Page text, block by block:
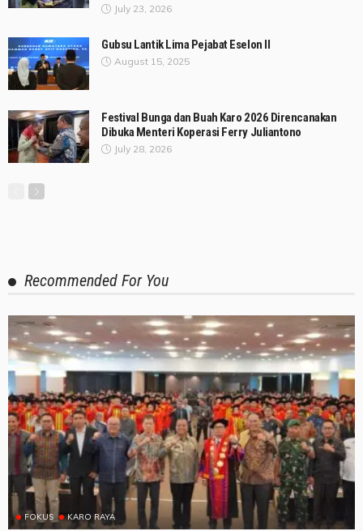
July 23, 2026
Gubsu Lantik Lima Pejabat Eselon II
August 15, 2025
Festival Bunga dan Buah Karo 2026 Direncanakan
Dibuka Menteri Koperasi Ferry Juliantono
July 28, 2026
Recommended For You
FOKUS KARO RAYA